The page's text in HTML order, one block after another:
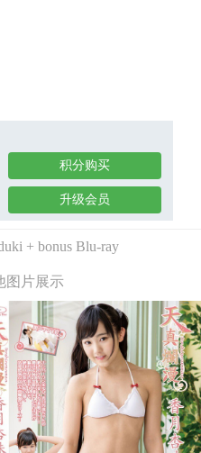
积分购买
升级会员
+ bonus Blu-ray
图片展示